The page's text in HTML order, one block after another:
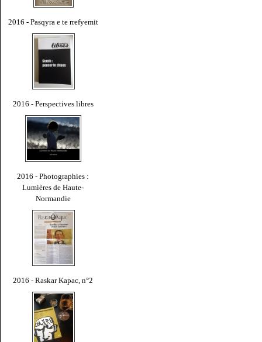
2016 - Pasqyra e te rrefyemit
2016 - Perspectives libres
2016 - Photographies :
Lumières de Haute-
Normandie
2016 - Raskar Kapac, n°2